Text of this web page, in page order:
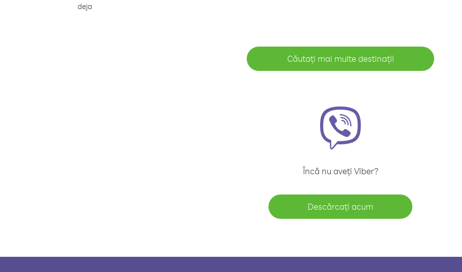
deja
Căutați mai multe destinații
Încă nu aveți Viber?
Descărcați acum